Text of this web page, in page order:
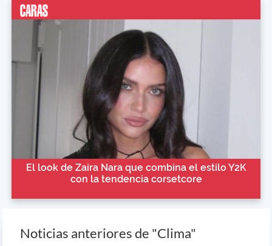
El look de Zaira Nara que combina el estilo Y2K
con la tendencia corsetcore
Noticias anteriores de "Clima"